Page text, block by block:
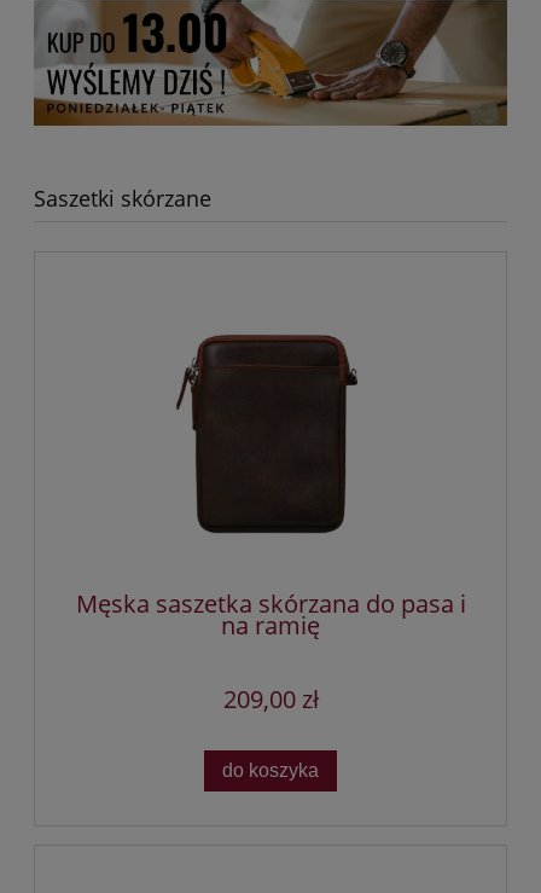
Saszetki skórzane
Męska saszetka skórzana do pasa i
na ramię
209,00 zł
do koszyka